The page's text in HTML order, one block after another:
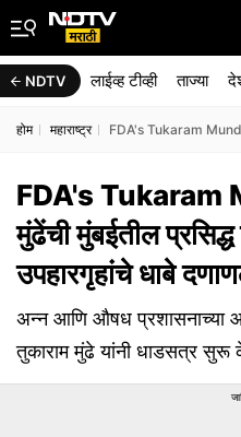
NDTV लाईव्ह टीव्ही ताज्या
होम महाराष्ट्र FDA's Tukaram
FDA's Tukaram
मुंढेंची मुंबईतील
उपहारगृहांचे धाबे
अन्न आणि औषध प्रशासनाच्या
तुकाराम मुंढे यांनी धाडसत्र